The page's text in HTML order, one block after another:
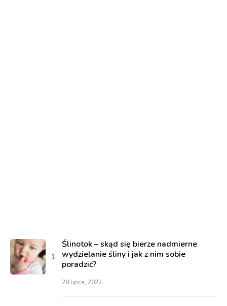
Ślinotok – skąd się bierze nadmierne
wydzielanie śliny i jak z nim sobie
poradzić?
28 lipca, 2022